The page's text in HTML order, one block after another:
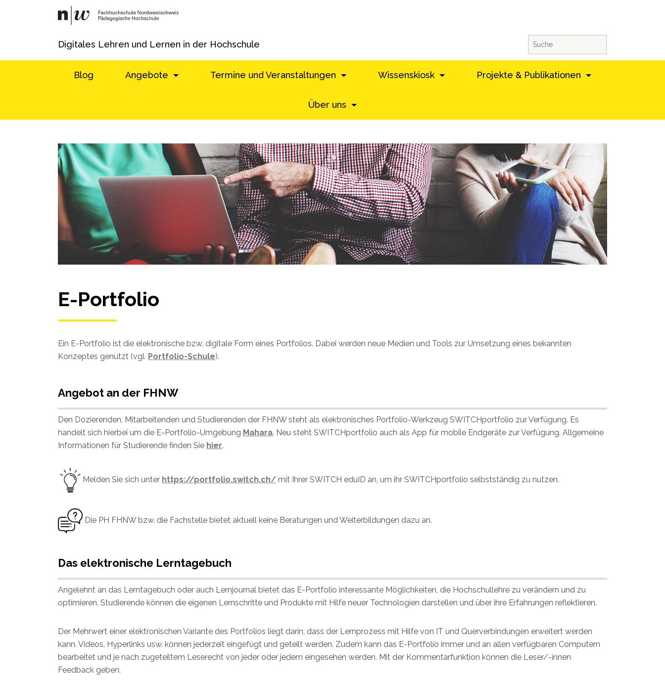
Digitales Lehren und Lernen in der Hochschule
Blog Angebote Termine und Veranstaltungen Wissenskiosk Projekte & Publikationen
Über uns
E-Portfolio
Ein E-Portfolio ist die elektronische bzw. digitale Form eines Portfolios. Dabei werden neue Medien und Tools zur Umsetzung eines bekannten
Konzeptes genutzt (vgl. Portfolio-Schule).
Angebot an der FHNW
Den Dozierenden, Mitarbeitenden und Studierenden der FHNW steht als elektronisches Portfolio-Werkzeug SWITCHportfolio zur Verfügung. Es
handelt sich hierbei um die E-Portfolio-Umgebung Mahara. Neu steht SWITCHportfolio auch als App für mobile Endgeräte zur Verfügung. Allgemeine
Informationen für Studierende finden Sie hier.
Melden Sie sich unter https://portfolio.switch.ch/ mit Ihrer SWITCH eduID an, um ihr SWITCHportfolio selbstständig zu nutzen.
Die PH FHNW bzw. die Fachstelle bietet aktuell keine Beratungen und Weiterbildungen dazu an.
Das elektronische Lerntagebuch
Angelehnt an das Lerntagebuch oder auch Lernjournal bietet das E-Portfolio interessante Möglichkeiten, die Hochschullehre zu verändern und zu
optimieren. Studierende können die eigenen Lernschritte und Produkte mit Hilfe neuer Technologien darstellen und über ihre Erfahrungen reflektieren.
Der Mehrwert einer elektronischen Variante des Portfolios liegt darin, dass der Lernprozess mit Hilfe von IT und Querverbindungen erweitert werden
kann. Videos, Hyperlinks usw. können jederzeit eingefügt und geteilt werden. Zudem kann das E-Portfolio immer und an allen verfügbaren Computern
bearbeitet und je nach zugeteiltem Leserecht von jeder oder jedem eingesehen werden. Mit der Kommentarfunktion können die Leser/-innen
Feedback geben.